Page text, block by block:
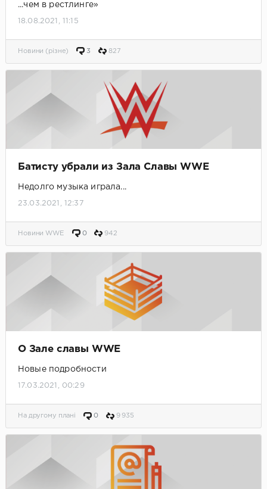
...чем в рестлинге»
18.08.2021, 11:15
Новини (різне) 3 827
Батисту убрали из Зала Славы WWE
Недолго музыка играла...
23.03.2021, 12:37
Новини WWE 0 942
О Зале славы WWE
Новые подробности
17.03.2021, 00:29
На другому плані 0 9 935